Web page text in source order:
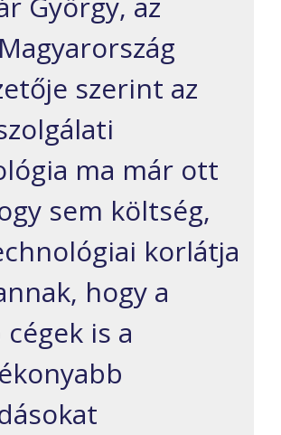
szerint az
ma már ott
sem költség,
korlátja
hogy a
is a